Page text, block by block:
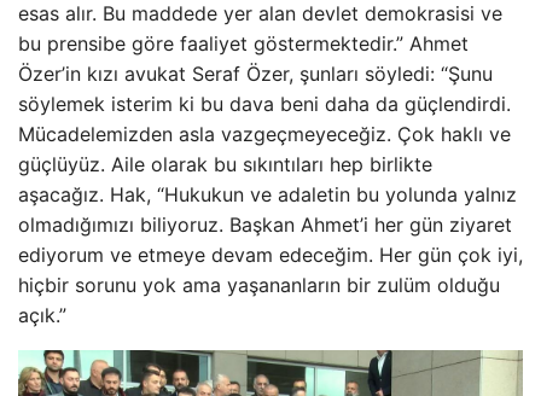
esas alır. Bu maddede yer alan devlet demokrasisi ve
bu prensibe göre faaliyet göstermektedir.” Ahmet
Özer’in kızı avukat Seraf Özer, şunları söyledi: “Şunu
söylemek isterim ki bu dava beni daha da güçlendirdi.
Mücadelemizden asla vazgeçmeyeceğiz. Çok haklı ve
güçlüyüz. Aile olarak bu sıkıntıları hep birlikte
aşacağız. Hak, “Hukukun ve adaletin bu yolunda yalnız
olmadığımızı biliyoruz. Başkan Ahmet’i her gün ziyaret
ediyorum ve etmeye devam edeceğim. Her gün çok iyi,
hiçbir sorunu yok ama yaşananların bir zulüm olduğu
açık.”